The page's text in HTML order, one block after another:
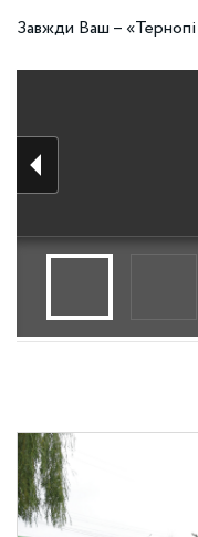
Завжди Ваш –